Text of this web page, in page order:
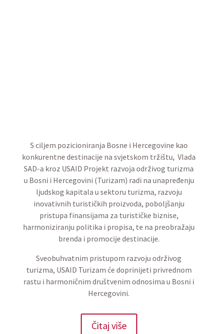
S ciljem pozicioniranja Bosne i Hercegovine kao
konkurentne destinacije na svjetskom tržištu, Vlada
SAD-a kroz USAID Projekt razvoja održivog turizma
u Bosni i Hercegovini (Turizam) radi na unapređenju
ljudskog kapitala u sektoru turizma, razvoju
inovativnih turističkih proizvoda, poboljšanju
pristupa finansijama za turističke biznise,
harmoniziranju politika i propisa, te na preobražaju
brenda i promocije destinacije.
Sveobuhvatnim pristupom razvoju održivog
turizma, USAID Turizam će doprinijeti privrednom
rastu i harmoničnim društvenim odnosima u Bosni i
Hercegovini.
Čitaj više